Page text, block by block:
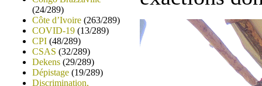
(24/289)
Côte d’Ivoire (263/289)
COVID-19 (13/289)
CPI (48/289)
CSAS (32/289)
Dekens (29/289)
Dépistage (19/289)
Discrimination,